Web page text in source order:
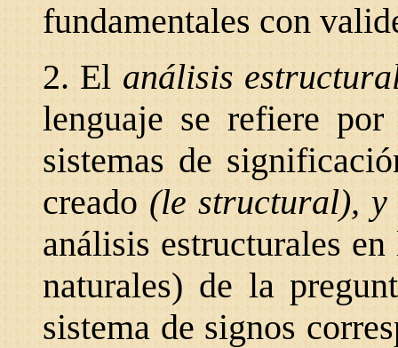
fundamentales con
2. Elanálisis
lenguaje se refiere
sistemas de
creado(le structural),
análisis estructurales
naturales) de la
sistema de signos